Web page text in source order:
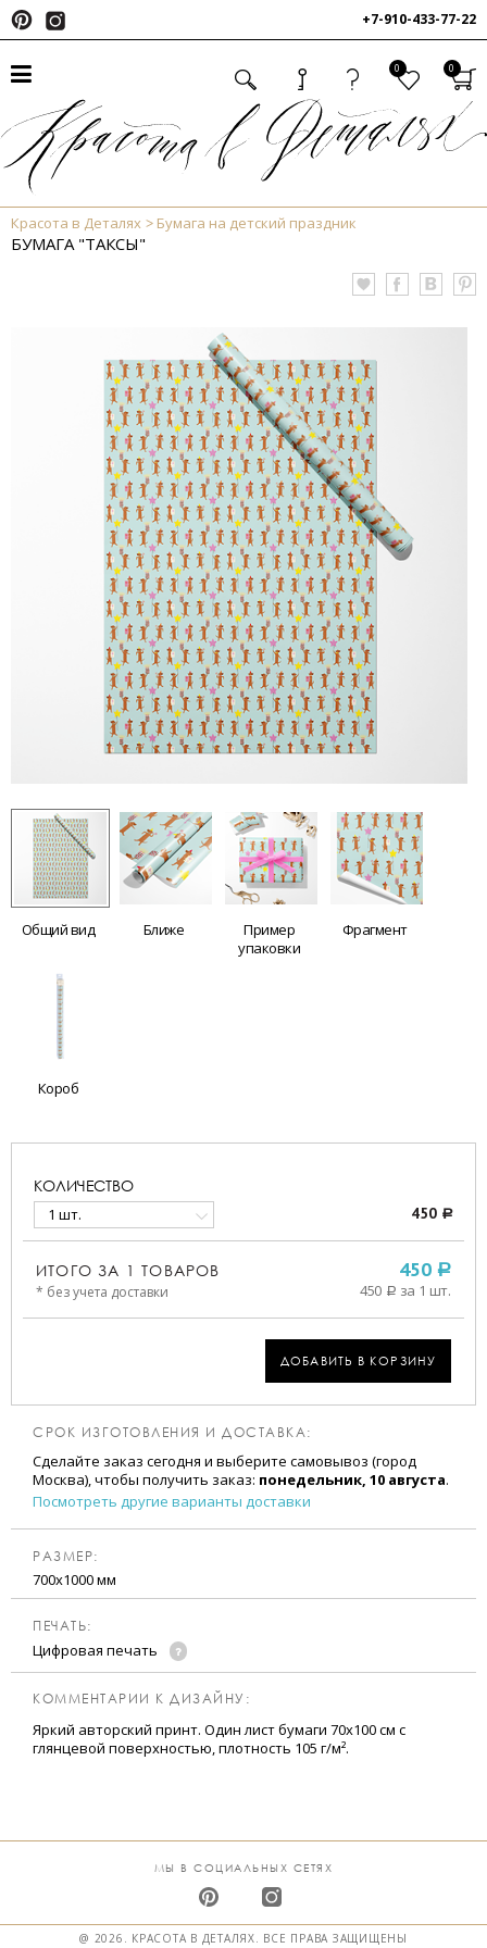
+7-910-433-77-22
0 0
Красота в Деталях Бумага на детский праздник
БУМАГА "ТАКСЫ"
Общий вид Ближе
Пример
упаковки
Фрагмент
Короб
КОЛИЧЕСТВО
1 шт. 450 a
ИТОГО ЗА 1 ТОВАРОВ
* без учета доставки
450 a
450 a за 1 шт.
ДОБАВИТЬ В КОРЗИНУ
СРОК ИЗГОТОВЛЕНИЯ И ДОСТАВКА:
Сделайте заказ сегодня и выберите самовывоз (город
Москва), чтобы получить заказ: понедельник, 10 августа.
Посмотреть другие варианты доставки
РАЗМЕР:
700х1000 мм
ПЕЧАТЬ:
Цифровая печать
КОММЕНТАРИИ К ДИЗАЙНУ:
Яркий авторский принт. Один лист бумаги 70х100 см с
глянцевой поверхностью, плотность 105 г/м².
МЫ В СОЦИАЛЬНЫХ СЕТЯХ
@ 2026. КРАСОТА В ДЕТАЛЯХ. ВСЕ ПРАВА ЗАЩИЩЕНЫ